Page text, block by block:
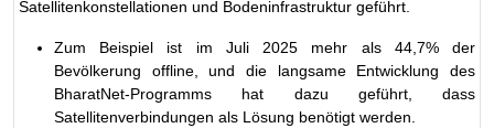
Satellitenkonstellationen und Bodeninfrastruktur geführt.
Zum Beispiel ist im Juli 2025 mehr als 44,7% der
Bevölkerung offline, und die langsame Entwicklung des
BharatNet-Programms hat dazu geführt, dass
Satellitenverbindungen als Lösung benötigt werden.